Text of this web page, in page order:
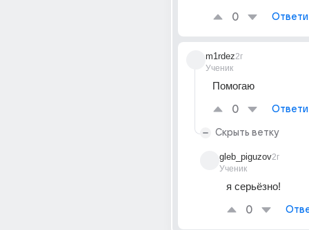
0
m1rdez
Ученик
2г
Помогаю
0
Скрыть ветку
gleb_piguzov
Ученик
2г
я серьёзно!
0